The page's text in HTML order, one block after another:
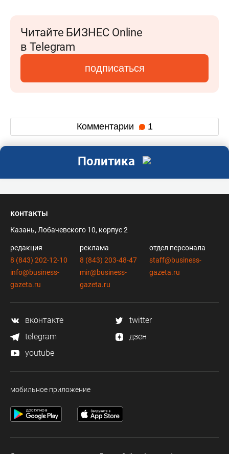
Читайте БИЗНЕС Online
в Telegram
подписаться
Комментарии 1
Политика
контакты
Казань, Лобачевского 10, корпус 2
редакция
8 (843) 202-12-10
info@business-
gazeta.ru
реклама
8 (843) 203-48-47
mir@business-
gazeta.ru
отдел персонала
staff@business-
gazeta.ru
вконтакте
twitter
telegram
дзен
youtube
мобильное приложение